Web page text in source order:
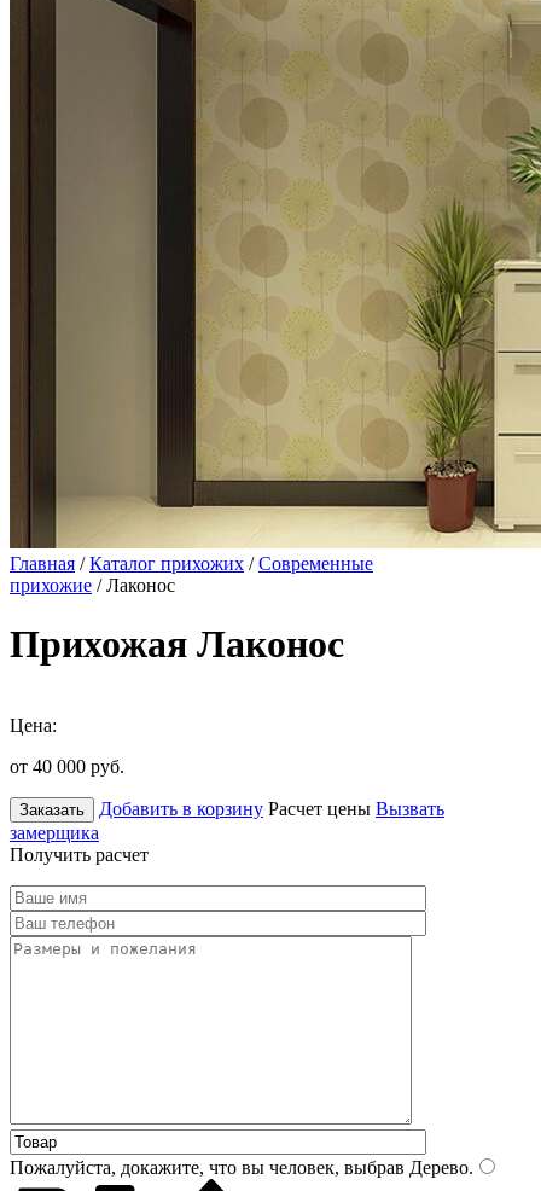
Главная /Каталог прихожих /Современные
прихожие / Лаконос
Прихожая Лаконос
Цена:
от 40 000 руб.
Заказать Добавить в корзину Расчет цены Вызвать
замерщика
Получить расчет
Пожалуйста, докажите, что вы человек, выбрав Дерево.